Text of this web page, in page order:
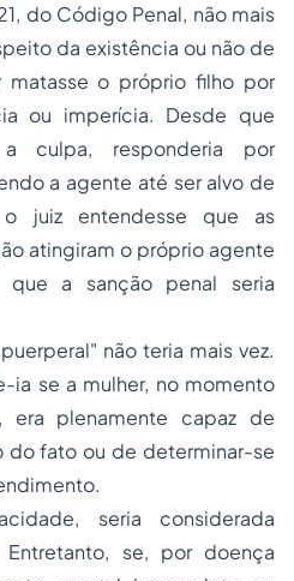
do Código Penal, não mais
da existência ou não de
matasse o próprio filho por
ou imperícia. Desde que
a culpa, responderia por
a agente até ser alvo de
juiz entendesse que as
atingiram o próprio agente
a sanção penal seria
não teria mais vez.
ia se a mulher, no momento
era plenamente capaz de
do fato ou de determinar-se
seria considerada
se, por doença